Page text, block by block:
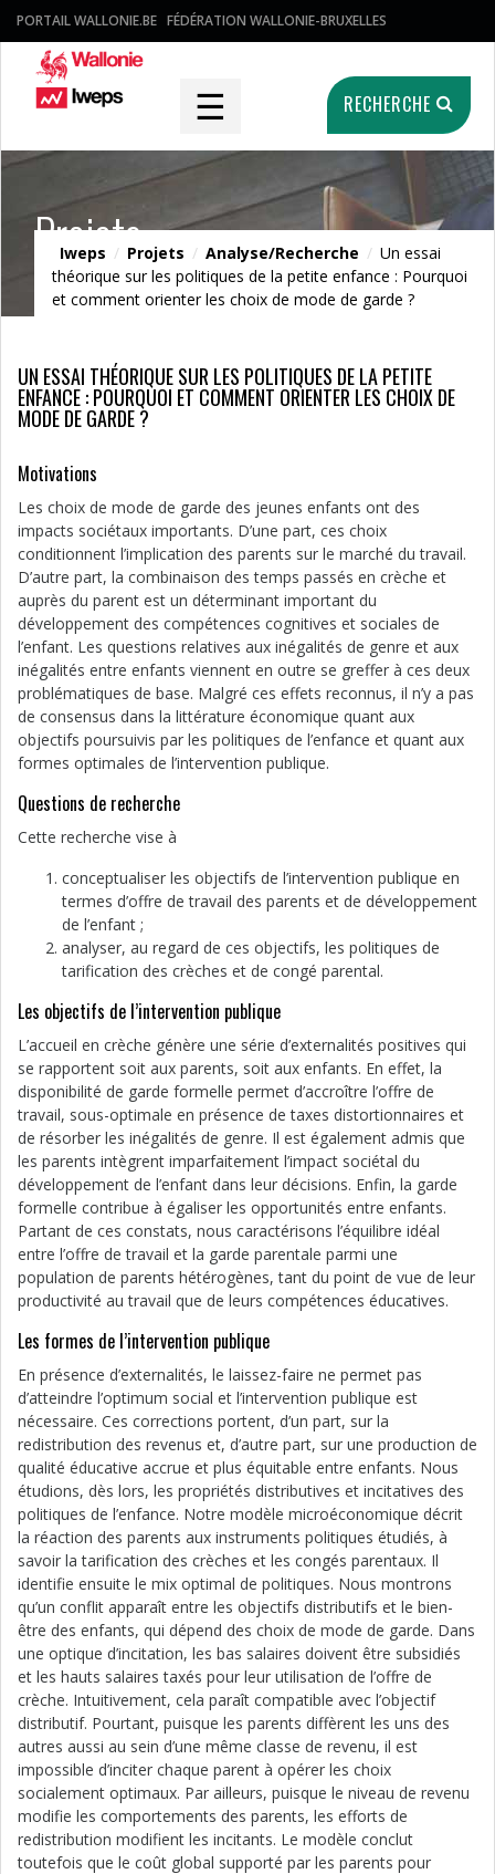
PORTAIL WALLONIE.BE FÉDÉRATION WALLONIE-BRUXELLES
☰ RECHERCHE
Projets
Iweps / Projets / Analyse/Recherche / Un essai
théorique sur les politiques de la petite enfance : Pourquoi
et comment orienter les choix de mode de garde ?
UN ESSAI THÉORIQUE SUR LES POLITIQUES DE LA PETITE
ENFANCE : POURQUOI ET COMMENT ORIENTER LES CHOIX DE
MODE DE GARDE ?
Motivations
Les choix de mode de garde des jeunes enfants ont des
impacts sociétaux importants. D’une part, ces choix
conditionnent l’implication des parents sur le marché du travail.
D’autre part, la combinaison des temps passés en crèche et
auprès du parent est un déterminant important du
développement des compétences cognitives et sociales de
l’enfant. Les questions relatives aux inégalités de genre et aux
inégalités entre enfants viennent en outre se greffer à ces deux
problématiques de base. Malgré ces effets reconnus, il n’y a pas
de consensus dans la littérature économique quant aux
objectifs poursuivis par les politiques de l’enfance et quant aux
formes optimales de l’intervention publique.
Questions de recherche
Cette recherche vise à
conceptualiser les objectifs de l’intervention publique en
termes d’offre de travail des parents et de développement
de l’enfant ;
analyser, au regard de ces objectifs, les politiques de
tarification des crèches et de congé parental.
Les objectifs de l’intervention publique
L’accueil en crèche génère une série d’externalités positives qui
se rapportent soit aux parents, soit aux enfants. En effet, la
disponibilité de garde formelle permet d’accroître l’offre de
travail, sous-optimale en présence de taxes distortionnaires et
de résorber les inégalités de genre. Il est également admis que
les parents intègrent imparfaitement l’impact sociétal du
développement de l’enfant dans leur décisions. Enfin, la garde
formelle contribue à égaliser les opportunités entre enfants.
Partant de ces constats, nous caractérisons l’équilibre idéal
entre l’offre de travail et la garde parentale parmi une
population de parents hétérogènes, tant du point de vue de leur
productivité au travail que de leurs compétences éducatives.
Les formes de l’intervention publique
En présence d’externalités, le laissez-faire ne permet pas
d’atteindre l’optimum social et l’intervention publique est
nécessaire. Ces corrections portent, d’un part, sur la
redistribution des revenus et, d’autre part, sur une production de
qualité éducative accrue et plus équitable entre enfants. Nous
étudions, dès lors, les propriétés distributives et incitatives des
politiques de l’enfance. Notre modèle microéconomique décrit
la réaction des parents aux instruments politiques étudiés, à
savoir la tarification des crèches et les congés parentaux. Il
identifie ensuite le mix optimal de politiques. Nous montrons
qu’un conflit apparaît entre les objectifs distributifs et le bien-
être des enfants, qui dépend des choix de mode de garde. Dans
une optique d’incitation, les bas salaires doivent être subsidiés
et les hauts salaires taxés pour leur utilisation de l’offre de
crèche. Intuitivement, cela paraît compatible avec l’objectif
distributif. Pourtant, puisque les parents diffèrent les uns des
autres aussi au sein d’une même classe de revenu, il est
impossible d’inciter chaque parent à opérer les choix
socialement optimaux. Par ailleurs, puisque le niveau de revenu
modifie les comportements des parents, les efforts de
redistribution modifient les incitants. Le modèle conclut
toutefois que le coût global supporté par les parents pour